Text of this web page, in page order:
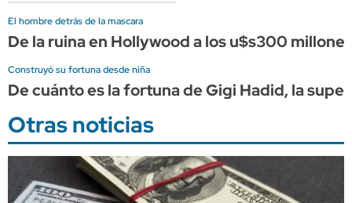
El hombre detrás de la mascara
De la ruina en Hollywood a los u$s300
Construyó su fortuna desde niña
De cuánto es la fortuna de Gigi Hadid, la
Otras noticias